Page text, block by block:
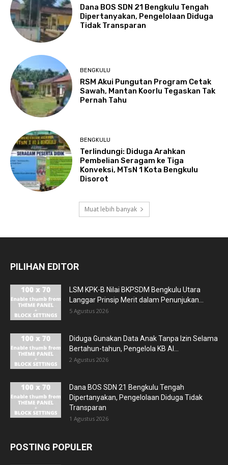
Dana BOS SDN 21 Bengkulu Tengah
Dipertanyakan, Pengelolaan Diduga
Tidak Transparan
BENGKULU
RSM Akui Pungutan Program Cetak
Sawah, Mantan Koorlu Tegaskan Tak
Pernah Tahu
BENGKULU
Terlindungi: Diduga Arahkan
Pembelian Seragam ke Tiga
Konveksi, MTsN 1 Kota Bengkulu
Disorot
Muat lebih banyak
PILIHAN EDITOR
LSM KPK-B Nilai BKPSDM Bengkulu Utara
Langgar Prinsip Merit dalam Penunjukan...
5 Agustus 2026
Diduga Gunakan Data Anak Tanpa Izin Selama
Bertahun-tahun, Pengelola KB Al...
2 Agustus 2026
Dana BOS SDN 21 Bengkulu Tengah
Dipertanyakan, Pengelolaan Diduga Tidak
Transparan
1 Agustus 2026
POSTING POPULER